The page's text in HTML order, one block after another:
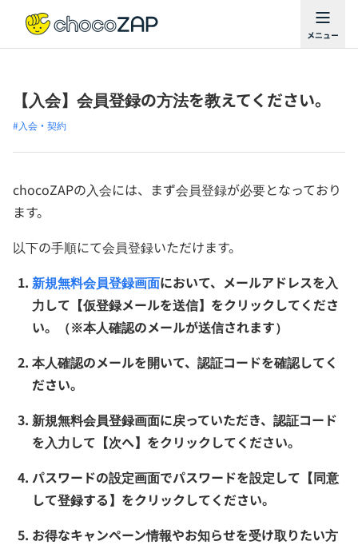
【入会】会員登録の方法を教えてください。
#入会・契約
chocoZAPの入会には、まず会員登録が必要となっており
ます。
以下の手順にて会員登録いただけます。
新規無料会員登録画面において、メールアドレスを入
力して【仮登録メールを送信】をクリックしてくださ
い。（※本人確認のメールが送信されます）
本人確認のメールを開いて、認証コードを確認してく
ださい。
新規無料会員登録画面に戻っていただき、認証コード
を入力して【次へ】をクリックしてください。
パスワードの設定画面でパスワードを設定して【同意
して登録する】をクリックしてください。
お得なキャンペーン情報やお知らせを受け取りたい方